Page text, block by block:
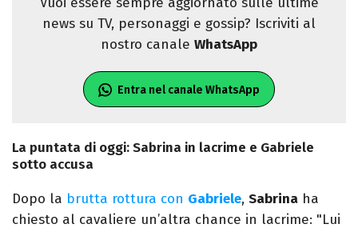
news su TV, personaggi e gossip? Iscriviti al
nostro canale WhatsApp
Entra nel canale WhatsApp
La puntata di oggi: Sabrina in lacrime e Gabriele
sotto accusa
Dopo la brutta rottura con Gabriele, Sabrina ha
chiesto al cavaliere un’altra chance in lacrime: "Lui